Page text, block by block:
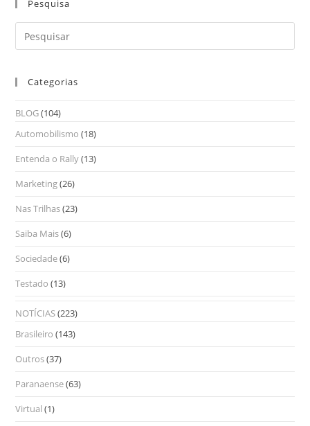
Pesquisa
Categorias
BLOG(104)
Automobilismo (18)
Entenda o Rally(13)
Marketing(26)
Nas Trilhas(23)
Saiba Mais(6)
Sociedade(6)
Testado (13)
NOTÍCIAS(223)
Brasileiro (143)
Outros(37)
Paranaense(63)
Virtual (1)